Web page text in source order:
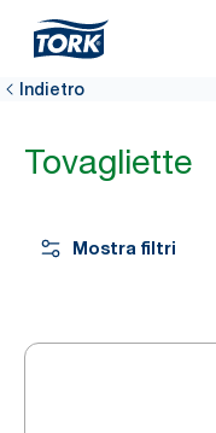
Indietro
Tovagliette
Mostra filtri